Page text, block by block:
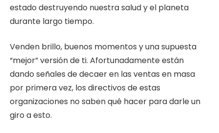
estado destruyendo nuestra salud y el planeta
durante largo tiempo.
Venden brillo, buenos momentos y una supuesta
“mejor” versión de ti. Afortunadamente están
dando señales de decaer en las ventas en masa
por primera vez, los directivos de estas
organizaciones no saben qué hacer para darle un
giro a esto.